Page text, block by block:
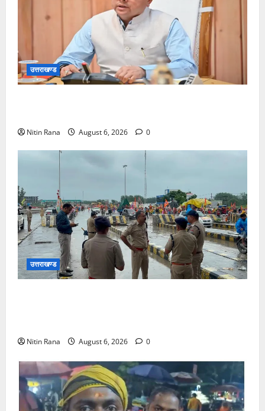
उत्तराखण्ड
Nitin Rana August 6, 2026 0
उत्तराखण्ड
Nitin Rana August 6, 2026 0